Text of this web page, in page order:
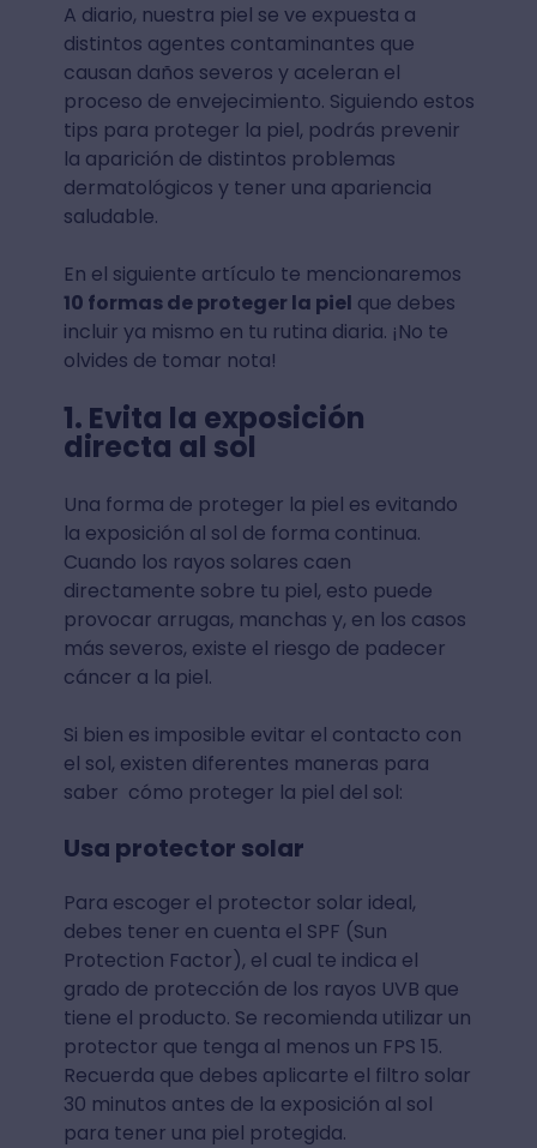
A diario, nuestra piel se ve expuesta a
distintos agentes contaminantes que
causan daños severos y aceleran el
proceso de envejecimiento. Siguiendo estos
tips para proteger la piel, podrás prevenir
la aparición de distintos problemas
dermatológicos y tener una apariencia
saludable.
En el siguiente artículo te mencionaremos
10 formas de proteger la piel que debes
incluir ya mismo en tu rutina diaria. ¡No te
olvides de tomar nota!
1. Evita la exposición
directa al sol
Una forma de proteger la piel es evitando
la exposición al sol de forma continua.
Cuando los rayos solares caen
directamente sobre tu piel, esto puede
provocar arrugas, manchas y, en los casos
más severos, existe el riesgo de padecer
cáncer a la piel.
Si bien es imposible evitar el contacto con
el sol, existen diferentes maneras para
saber cómo proteger la piel del sol:
Usa protector solar
Para escoger el protector solar ideal,
debes tener en cuenta el SPF (Sun
Protection Factor), el cual te indica el
grado de protección de los rayos UVB que
tiene el producto. Se recomienda utilizar un
protector que tenga al menos un FPS 15.
Recuerda que debes aplicarte el filtro solar
30 minutos antes de la exposición al sol
para tener una piel protegida.